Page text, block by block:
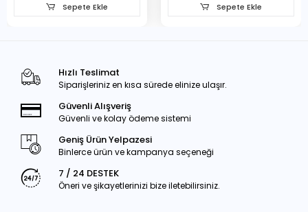
Sepete Ekle Sepete Ekle
Hızlı Teslimat
Siparişleriniz en kısa sürede elinize ulaşır.
Güvenli Alışveriş
Güvenli ve kolay ödeme sistemi
Geniş Ürün Yelpazesi
Binlerce ürün ve kampanya seçeneği
7 / 24 DESTEK
Öneri ve şikayetlerinizi bize iletebilirsiniz.